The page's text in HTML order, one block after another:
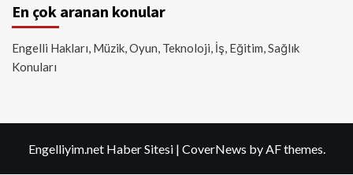
En çok aranan konular
Engelli Hakları, Müzik, Oyun, Teknoloji, İş, Eğitim, Sağlık
Konuları
Engelliyim.net Haber Sitesi | CoverNews by AF themes.